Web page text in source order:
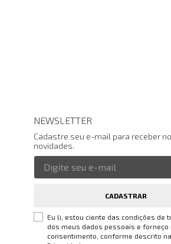
NEWSLETTER
Cadastre seu e-mail para receber
novidades.
CADASTRAR
Eu li, estou ciente das condições de
dos meus dados pessoais e forneço
consentimento, conforme descrito na